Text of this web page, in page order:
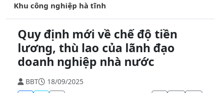
Khu công nghiệp hà tĩnh
Quy định mới về chế độ tiền
lương, thù lao của lãnh đạo
doanh nghiệp nhà nước
BBT
18/09/2025